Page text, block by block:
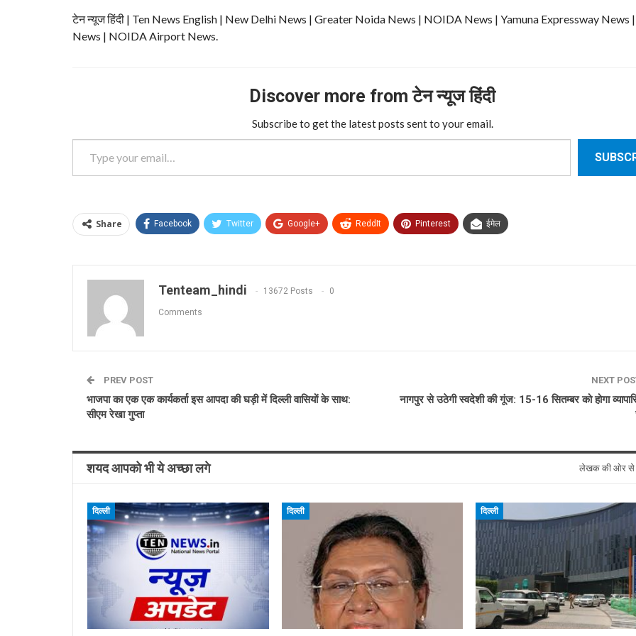
टेन न्यूज हिंदी | Ten News English | New Delhi News | Greater Noida News | NOIDA News | Yamuna Expressway News
News | NOIDA Airport News.
Discover more from टेन न्यूज हिंदी
Subscribe to get the latest posts sent to your email.
Type your email…
Share Facebook Twitter Google+ ReddIt Pinterest ईमेल
Tenteam_hindi 13672 Posts 0
Comments
PREV POST
भाजपा का एक एक कार्यकर्ता इस आपदा की घड़ी में दिल्ली वासियों के साथ:
सीएम रेखा गुप्ता
NEXT
नागपुर से उठेगी स्वदेशी की गूंज: 15-16 सितम्बर को होगा
शयद आपको भी ये अच्छा लगे लेखक की ओर से
दिल्ली दिल्ली दिल्ली